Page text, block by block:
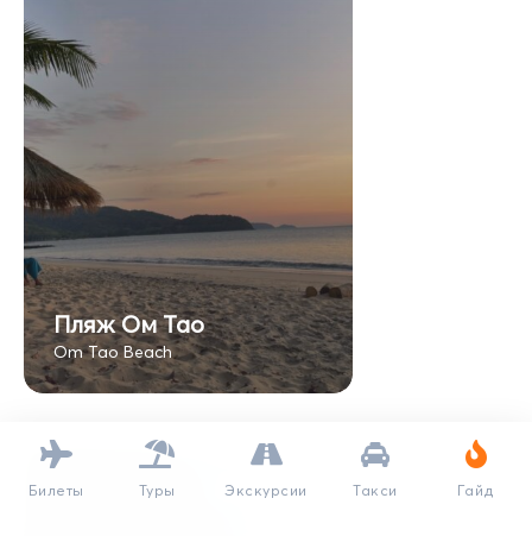
Пляж Ом Тао
Om Tao Beach
Билеты Туры Экскурсии Такси Гайд